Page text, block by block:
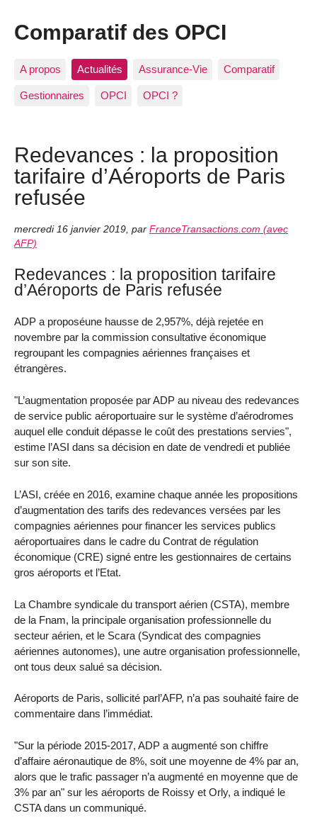
Comparatif des OPCI
A propos Actualités Assurance-Vie Comparatif
Gestionnaires OPCI OPCI ?
Redevances : la proposition
tarifaire d’Aéroports de Paris
refusée
mercredi 16 janvier 2019 par FranceTransactions.com (avec
AFP)
Redevances : la proposition tarifaire
d’Aéroports de Paris refusée
ADP a proposéune hausse de 2,957%, déjà rejetée en
novembre par la commission consultative économique
regroupant les compagnies aériennes françaises et
étrangères.
"L’augmentation proposée par ADP au niveau des redevances
de service public aéroportuaire sur le système d’aérodromes
auquel elle conduit dépasse le coût des prestations servies",
estime l’ASI dans sa décision en date de vendredi et publiée
sur son site.
L’ASI, créée en 2016, examine chaque année les propositions
d’augmentation des tarifs des redevances versées par les
compagnies aériennes pour financer les services publics
aéroportuaires dans le cadre du Contrat de régulation
économique (CRE) signé entre les gestionnaires de certains
gros aéroports et l’Etat.
La Chambre syndicale du transport aérien (CSTA), membre
de la Fnam, la principale organisation professionnelle du
secteur aérien, et le Scara (Syndicat des compagnies
aériennes autonomes), une autre organisation professionnelle,
ont tous deux salué sa décision.
Aéroports de Paris, sollicité parl’AFP, n’a pas souhaité faire de
commentaire dans l’immédiat.
"Sur la période 2015-2017, ADP a augmenté son chiffre
d’affaire aéronautique de 8%, soit une moyenne de 4% par an,
alors que le trafic passager n’a augmenté en moyenne que de
3% par an" sur les aéroports de Roissy et Orly, a indiqué le
CSTA dans un communiqué.